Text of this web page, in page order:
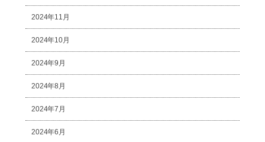
2024年11月
2024年10月
2024年9月
2024年8月
2024年7月
2024年6月